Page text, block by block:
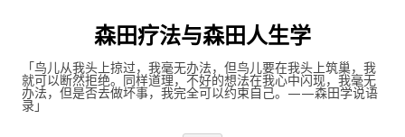
森田疗法与森田人生学
「鸟儿从我头上掠过，我毫无办法，但鸟儿要在我头上筑巢，我
就可以断然拒绝。同样道理，不好的想法在我心中闪现，我毫无
办法，但是否去做坏事，我完全可以约束自己。——森田学说语
录」